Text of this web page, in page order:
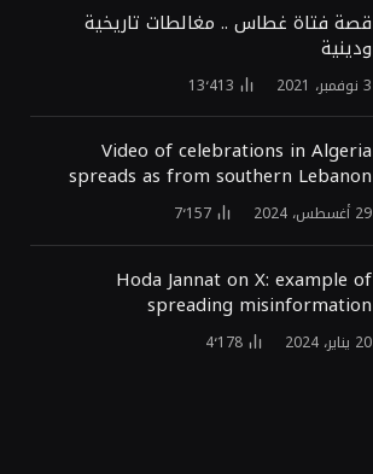
قصة فتاة غطاس .. مغالطات تاريخية
ودينية
3 نوفمبر، 2021 13٬413
Video of celebrations in Algeria
spreads as from southern Lebanon
29 أغسطس، 2024 7٬157
Hoda Jannat on X: example of
spreading misinformation
20 يناير، 2024 4٬178